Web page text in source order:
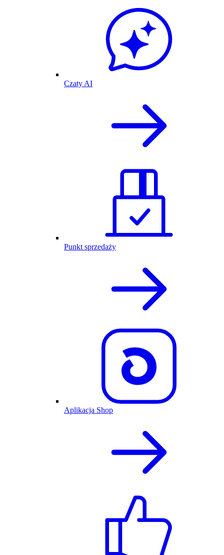
Czaty AI
Punkt sprzedaży
Aplikacja Shop